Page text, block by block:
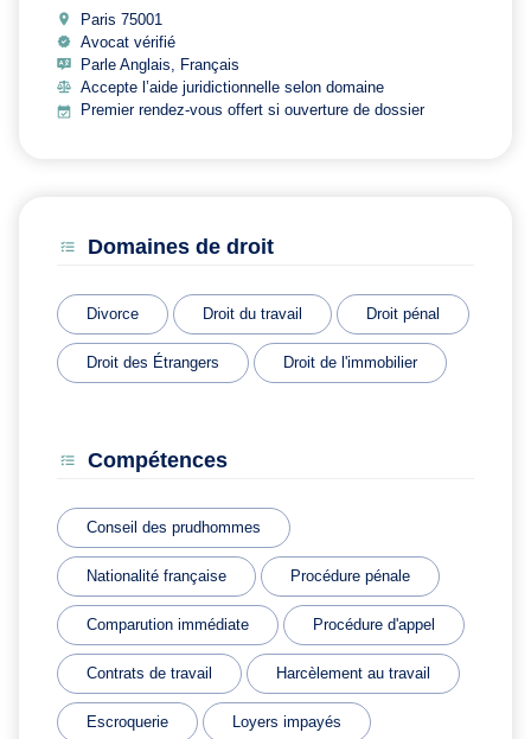
Paris 75001
Avocat vérifié
Parle Anglais, Français
Accepte l’aide juridictionnelle selon domaine
Premier rendez-vous offert si ouverture de dossier
Domaines de droit
Divorce Droit du travail Droit pénal
Droit des Étrangers Droit de l'immobilier
Compétences
Conseil des prudhommes
Nationalité française Procédure pénale
Comparution immédiate Procédure d'appel
Contrats de travail Harcèlement au travail
Escroquerie Loyers impayés